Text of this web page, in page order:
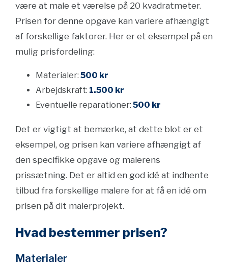
være at male et værelse på 20 kvadratmeter.
Prisen for denne opgave kan variere afhængigt
af forskellige faktorer. Her er et eksempel på en
mulig prisfordeling:
Materialer: 500 kr
Arbejdskraft: 1.500 kr
Eventuelle reparationer: 500 kr
Det er vigtigt at bemærke, at dette blot er et
eksempel, og prisen kan variere afhængigt af
den specifikke opgave og malerens
prissætning. Det er altid en god idé at indhente
tilbud fra forskellige malere for at få en idé om
prisen på dit malerprojekt.
Hvad bestemmer prisen?
Materialer